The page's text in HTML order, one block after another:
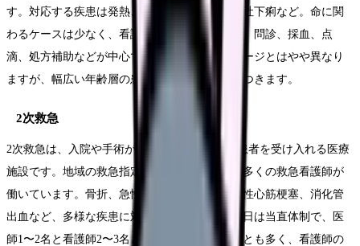
す。対応する疾患は発熱、腹痛、軽い外傷、嘔吐下痢など。命に関
わるケースは少なく、看護業務もバイタル測定、問診、採血、点
滴、処方補助などが中心です。「救急」のイメージとはやや異なり
ますが、幅広い年齢層の患者対応スキルが身につきます。
2次救急
2次救急は、入院や手術が必要な中等症〜重症患者を受け入れる医療
施設です。地域の救急指定病院が該当し、最も多くの救急看護師が
働いています。骨折、急性虫垂炎、脳梗塞、急性心筋梗塞、消化管
出血など、多様な疾患に対応します。夜間・休日は当直体制で、医
師1〜2名と看護師2〜3名という少人数で回すことも多く、看護師の